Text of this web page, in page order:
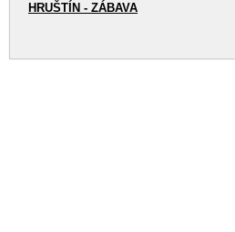
HRUŠTÍN - ZÁBAVA